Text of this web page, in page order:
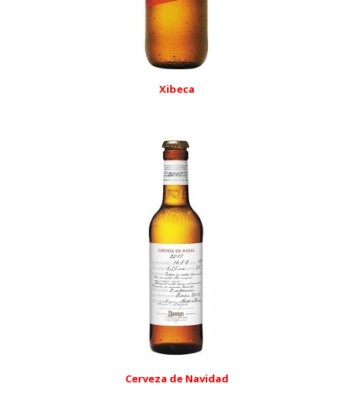
Xibeca
Cerveza de Navidad